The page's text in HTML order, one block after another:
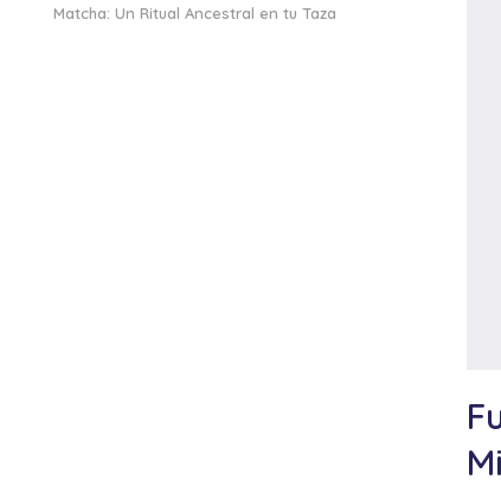
Matcha: Un Ritual Ancestral en tu Taza